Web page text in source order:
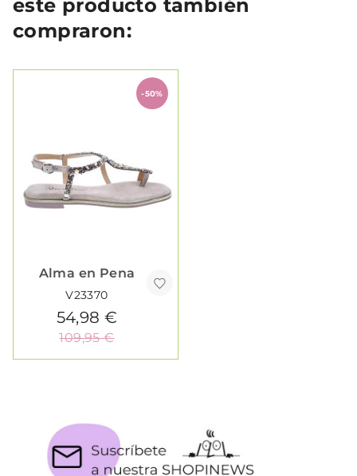
este producto también
compraron:
-50%
Alma en Pena
V23370
54,98 €
109,95 €